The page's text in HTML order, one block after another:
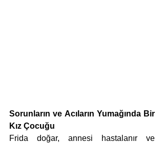
Sorunların ve Acıların Yumağında Bir
Kız Çocuğu
Frida doğar, annesi hastalanır ve